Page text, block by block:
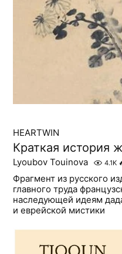
HEARTWIN
Краткая история
Lyoubov Touinova 4.1K
Фрагмент из русского
главного труда
наследующей идеям
и еврейской мистики